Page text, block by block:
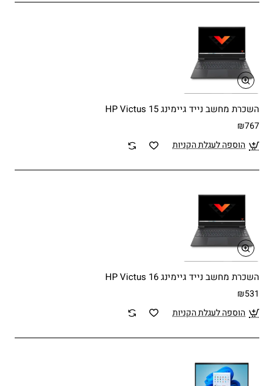
השכרת מחשב נייד גיימינג HP Victus 15
₪767
הוספה לעגלת הקניות
השכרת מחשב נייד גיימינג HP Victus 16
₪531
הוספה לעגלת הקניות